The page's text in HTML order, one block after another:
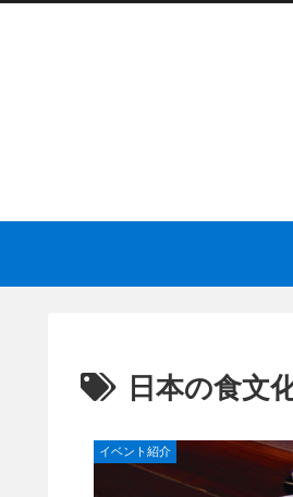
日本の食文
イベント紹介